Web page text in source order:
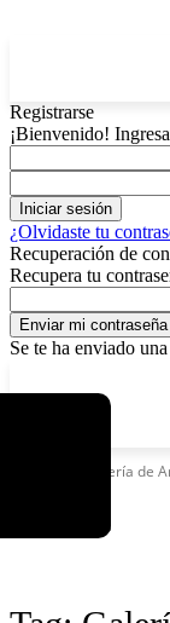
Registrarse
¡Bienvenido!
¿Olvidaste tu
Recuperación de
Recupera tu
Se te ha enviado
Galería de